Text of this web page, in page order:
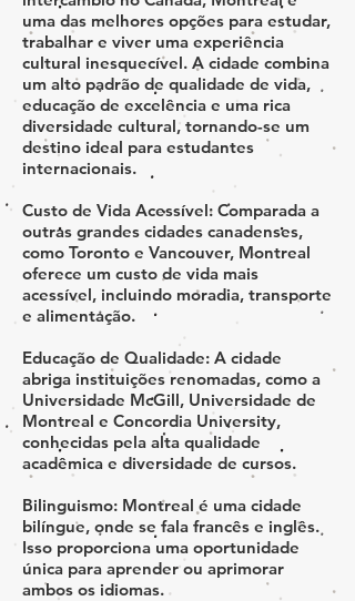
uma das melhores opções para estudar,
trabalhar e viver uma experiência
cultural inesquecível. A cidade combina
um alto padrão de qualidade de vida,
educação de excelência e uma rica
diversidade cultural, tornando-se um
destino ideal para estudantes
internacionais.
Custo de Vida Acessível: Comparada a
outras grandes cidades canadenses,
como Toronto e Vancouver, Montreal
oferece um custo de vida mais
acessível, incluindo moradia, transporte
e alimentação.
​Educação de Qualidade: A cidade
abriga instituições renomadas, como a
Universidade McGill, Universidade de
Montreal e Concordia University,
conhecidas pela alta qualidade
acadêmica e diversidade de cursos.
Bilinguismo: Montreal é uma cidade
bilíngue, onde se fala francês e inglês.
Isso proporciona uma oportunidade
única para aprender ou aprimorar
ambos os idiomas.